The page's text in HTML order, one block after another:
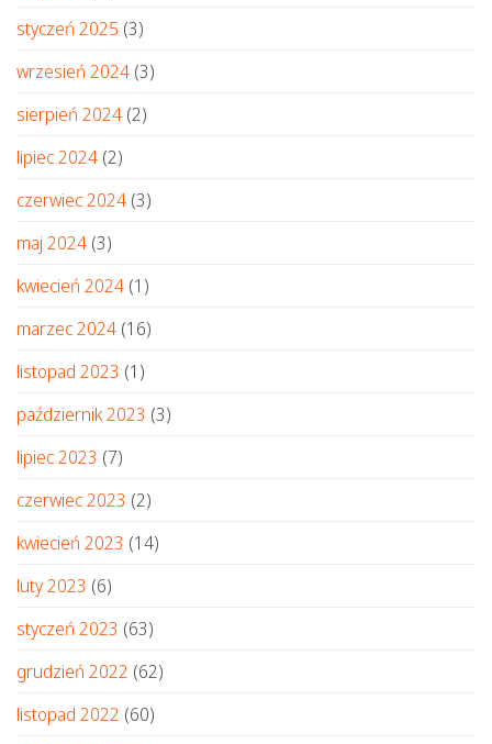
styczeń 2025 (3)
wrzesień 2024 (3)
sierpień 2024 (2)
lipiec 2024 (2)
czerwiec 2024 (3)
maj 2024 (3)
kwiecień 2024 (1)
marzec 2024 (16)
listopad 2023 (1)
październik 2023 (3)
lipiec 2023 (7)
czerwiec 2023 (2)
kwiecień 2023 (14)
luty 2023 (6)
styczeń 2023 (63)
grudzień 2022 (62)
listopad 2022 (60)